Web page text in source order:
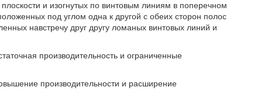
и изогнутых по винтовым линиям в поперечном
под углом одна к другой с обеих сторон полос
навстречу друг другу ломаных винтовых линий и
производительность и ограниченные
производительности и расширение